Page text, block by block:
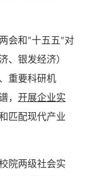
会和“十五五”对
、银发经济）
重要科研机
， 开展企业实
匹配现代产业
院两级社会实